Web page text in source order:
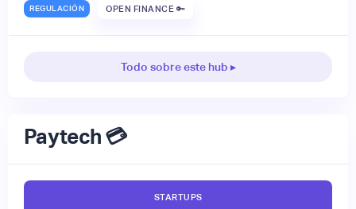
REGULACIÓN OPEN FINANCE 🔑
Todo sobre este hub ▸
Paytech 💳
STARTUPS